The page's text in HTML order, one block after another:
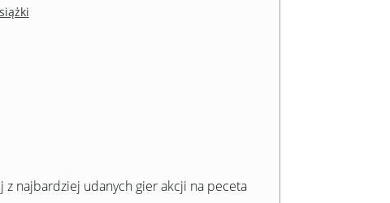
najbardziej udanych gier akcji na peceta